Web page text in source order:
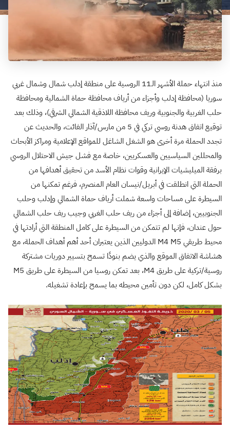
منذ انتهاء حملة الأشهر الـ11 الروسية على منطقة إدلب شمال وشمال غربي
سوريا (محافظة إدلب وأجزاء من أرياف محافظة حماة الشمالية ومحافظة
حلب الغربية والجنوبية وريف محافظة اللاذقية الشمالي الشرقي)، وذلك بعد
توقيع اتفاق هدنة روسي تركي في 5 من مارس/آذار الفائت، والحديث عن
تجدد الحملة مرة أخرى هو الشغل الشاغل للمواقع الإعلامية ومراكز الأبحاث
والمحللين السياسيين والعسكريين، خاصة مع فشل جيش الاحتلال الروسي
برفقة الميليشيات الإيرانية وقوات نظام الأسد من تحقيق أهدافها من
الحملة التي انطلقت في أبريل/نيسان العام المنصرم، فرغم تمكنها من
السيطرة على مساحات واسعة شملت أرياف حماة الشمالي وإدلب وحلب
الجنوبيين، إضافة إلى أجزاء من ريف حلب الغربي وجيب ريف حلب الشمالي
حول عندان، فإنها لم تتمكن من السيطرة على كامل المنطقة التي أرادتها في
محيط طريقي M4 M5 الدوليين الذين يعتبران أحد أهم أهداف الحملة، مع
هشاشة الاتفاق الموقع والذي يضم بنودًا تسمح بتسيير دوريات مشتركة
روسية/تركية على طريق M4، بعد تمكن روسيا من السيطرة على طريق M5
بشكل كامل، لكن دون تأمين محيطه بما يسمح بإعادة تشغيله.